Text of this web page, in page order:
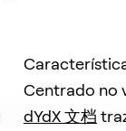
Centrado no
dYdX 文档